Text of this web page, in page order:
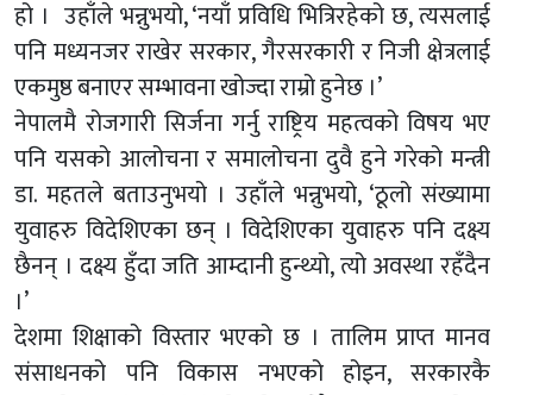
हो । उहाँले भन्नुभयो, ‘नयाँ प्रविधि भित्रिरहेको छ, त्यसलाई
पनि मध्यनजर राखेर सरकार, गैरसरकारी र निजी क्षेत्रलाई
एकमुष्ठ बनाएर सम्भावना खोज्दा राम्रो हुनेछ ।’
नेपालमै रोजगारी सिर्जना गर्नु राष्ट्रिय महत्वको विषय भए
पनि यसको आलोचना र समालोचना दुवै हुने गरेको मन्त्री
डा. महतले बताउनुभयो । उहाँले भन्नुभयो, ‘ठूलो संख्यामा
युवाहरु विदेशिएका छन् । विदेशिएका युवाहरु पनि दक्ष्य
छैनन् । दक्ष्य हुँदा जति आम्दानी हुन्थ्यो, त्यो अवस्था रहँदैन
।’
देशमा शिक्षाको विस्तार भएको छ । तालिम प्राप्त मानव
संसाधनको पनि विकास नभएको होइन, सरकारकै